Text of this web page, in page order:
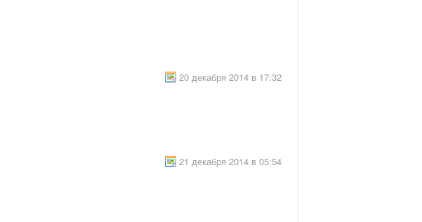
20 декабря 2014 в 17:32
21 декабря 2014 в 05:54